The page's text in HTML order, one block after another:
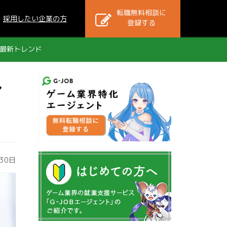
採用したい企業の方
転職無料相談に
登録する
新トレンド
日